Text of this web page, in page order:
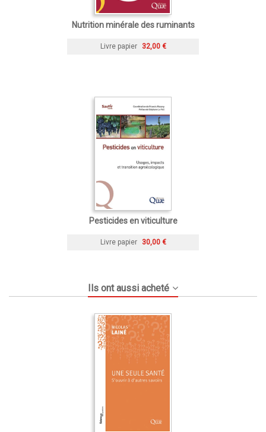
Nutrition minérale des ruminants
Livre papier 32,00 €
Pesticides en viticulture
Livre papier 30,00 €
Ils ont aussi acheté